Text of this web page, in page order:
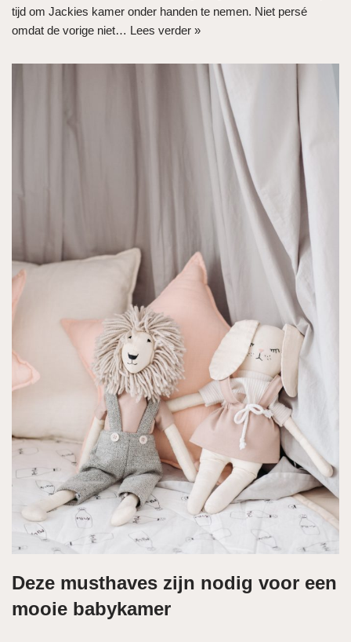
tijd om Jackies kamer onder handen te nemen. Niet persé
omdat de vorige niet… Lees verder »
Deze musthaves zijn nodig voor een
mooie babykamer